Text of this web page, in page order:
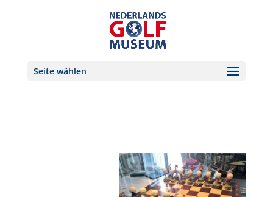
Seite wählen